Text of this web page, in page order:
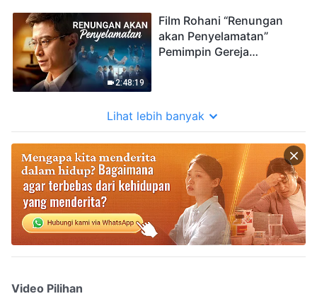
2:48:19
Film Rohani “Renungan
akan Penyelamatan”
Pemimpin Gereja
Lihat lebih banyak
Video Pilihan